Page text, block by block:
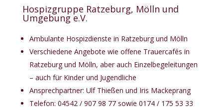
Hospizgruppe Ratzeburg, Mölln und
Umgebung e.V.
Ambulante Hospizdienste in Ratzeburg und Mölln
Verschiedene Angebote wie offene Trauercafés in
Ratzeburg und Mölln, aber auch Einzelbegeleitungen
– auch für Kinder und Jugendliche
Ansprechpartner: Ulf Thießen und Iris Mackeprang
Telefon: 04542 / 907 98 77 sowie 0174 / 175 53 33